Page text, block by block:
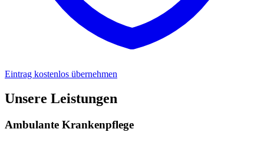
Eintrag kostenlos übernehmen
Unsere Leistungen
Ambulante Krankenpflege